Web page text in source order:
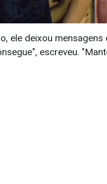
ele deixou
escreveu.